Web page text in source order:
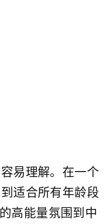
易理解。在一个
适合所有年龄段
高能量氛围到中